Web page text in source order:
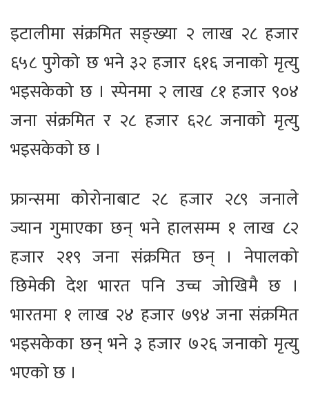
इटालीमा संक्रमित सङ्ख्या २ लाख २८ हजार
६५८ पुगेको छ भने ३२ हजार ६१६ जनाको मृत्यु
भइसकेको छ । स्पेनमा २ लाख ८१ हजार ९०४
जना संक्रमित र २८ हजार ६२८ जनाको मृत्यु
भइसकेको छ ।
फ्रान्समा कोरोनाबाट २८ हजार २८९ जनाले
ज्यान गुमाएका छन् भने हालसम्म १ लाख ८२
हजार २१९ जना संक्रमित छन् । नेपालको
छिमेकी देश भारत पनि उच्च जोखिमै छ ।
भारतमा १ लाख २४ हजार ७९४ जना संक्रमित
भइसकेका छन् भने ३ हजार ७२६ जनाको मृत्यु
भएको छ ।